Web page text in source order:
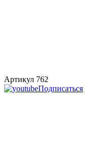
Артикул 762
Подписаться